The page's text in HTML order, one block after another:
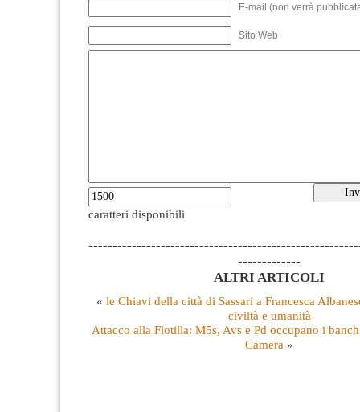
E-mail (non verrà
Sito Web
caratteri disponibili
-------------
ALTRI ARTICOLI
« le Chiavi della città di Sassari a Francesca
civiltà e umanità
Attacco alla Flotilla: M5s, Avs e Pd occupano i
Camera »